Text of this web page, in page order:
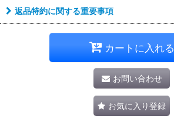
返品特約に関する重要事項
カートに入れる
お問い合わせ
お気に入り登録